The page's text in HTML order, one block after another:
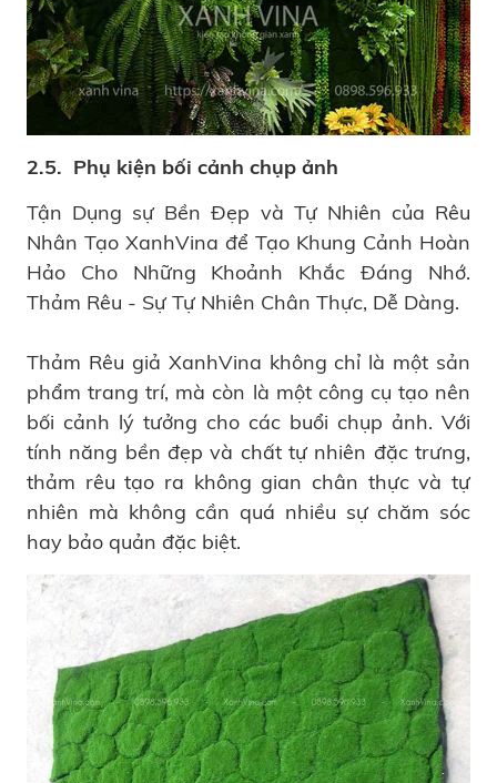
2.5. Phụ kiện bối cảnh chụp ảnh
Tận Dụng sự Bền Đẹp và Tự Nhiên của Rêu
Nhân Tạo XanhVina để Tạo Khung Cảnh Hoàn
Hảo Cho Những Khoảnh Khắc Đáng Nhớ.
Thảm Rêu - Sự Tự Nhiên Chân Thực, Dễ Dàng.
Thảm Rêu giả XanhVina không chỉ là một sản
phẩm trang trí, mà còn là một công cụ tạo nên
bối cảnh lý tưởng cho các buổi chụp ảnh. Với
tính năng bền đẹp và chất tự nhiên đặc trưng,
thảm rêu tạo ra không gian chân thực và tự
nhiên mà không cần quá nhiều sự chăm sóc
hay bảo quản đặc biệt.